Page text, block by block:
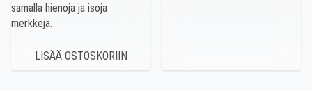
samalla hienoja ja isoja
merkkejä.